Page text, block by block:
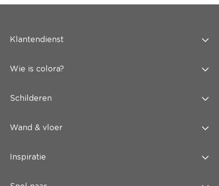
Klantendienst
Wie is colora?
Schilderen
Wand & vloer
Inspiratie